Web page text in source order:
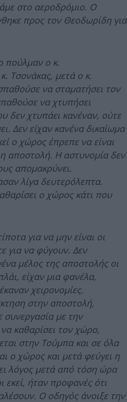
στο αεροδρόμιο. Ο
προς τον Θεοδωρίδη για
πούλμαν ο κ.
Τσονάκας, μετά ο κ.
να σταματήσει τον
να χτυπήσει
δεν χτυπάει κανέναν, ούτε
Δεν είχαν κανένα δικαίωμα
ο χώρος έπρεπε να είναι
αποστολή. Η αστυνομία δεν
απομακρύνει.
λίγα δευτερόλεπτα.
ο χώρος κάτι που
για να μην είναι οι
για να φύγουν. Δεν
μέλος της αποστολής οι
είχαν μια φανέλα,
χειρονομίες.
στην αποστολή,
συνεργασία με την
καθαρίσει τον χώρο,
στην Τούμπα και σε όλα
ο χώρος και μετά φεύγει η
λόγος μετά από τόση ώρα
ήταν προφανές ότι
Ο οδηγός άνοιξε την